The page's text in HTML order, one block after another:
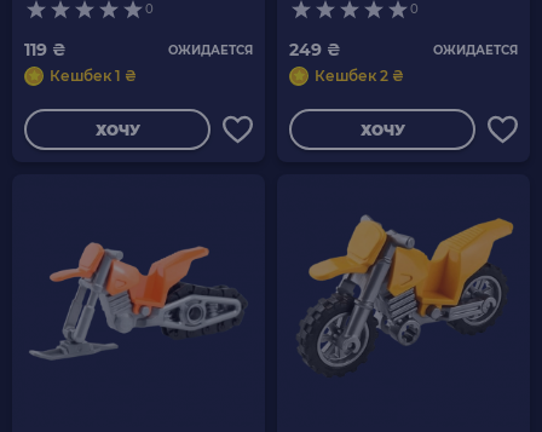
4530673 4242385 Red Б/У
0
119 ₴ ОЖИДАЕТСЯ
Кешбек 1 ₴
ХОЧУ
92851pb01 Black Б/У
0
249 ₴ ОЖИДАЕТСЯ
Кешбек 2 ₴
ХОЧУ